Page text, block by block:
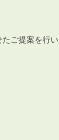
ご提案を行い